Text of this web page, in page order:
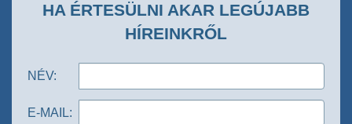
HA ÉRTESÜLNI AKAR LEGÚJABB
HÍREINKRŐL
NÉV:
E-MAIL: